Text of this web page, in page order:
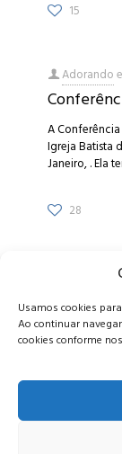
Usamos cookies
Ao continuar
cookies conforme
15
Adorando
A
Igreja Batista
Janeiro, . Ela
28
Alameda
Serra